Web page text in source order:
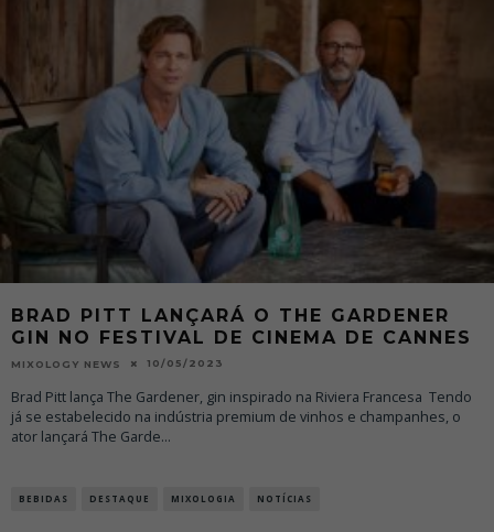
BRAD PITT LANÇARÁ O THE GARDENER
GIN NO FESTIVAL DE CINEMA DE CANNES
MIXOLOGY NEWS 10/05/2023
Brad Pitt lança The Gardener, gin inspirado na Riviera Francesa Tendo
já se estabelecido na indústria premium de vinhos e champanhes, o
ator lançará The Garde...
BEBIDAS DESTAQUE MIXOLOGIA NOTÍCIAS